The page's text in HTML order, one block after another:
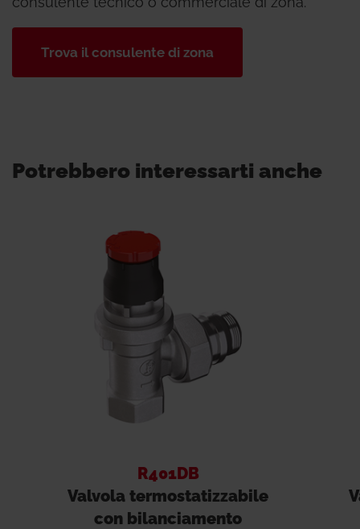
Trova il consulente di zona
Potrebbero interessarti anche
R401DB
Valvola termostatizzabile
con bilanciamento